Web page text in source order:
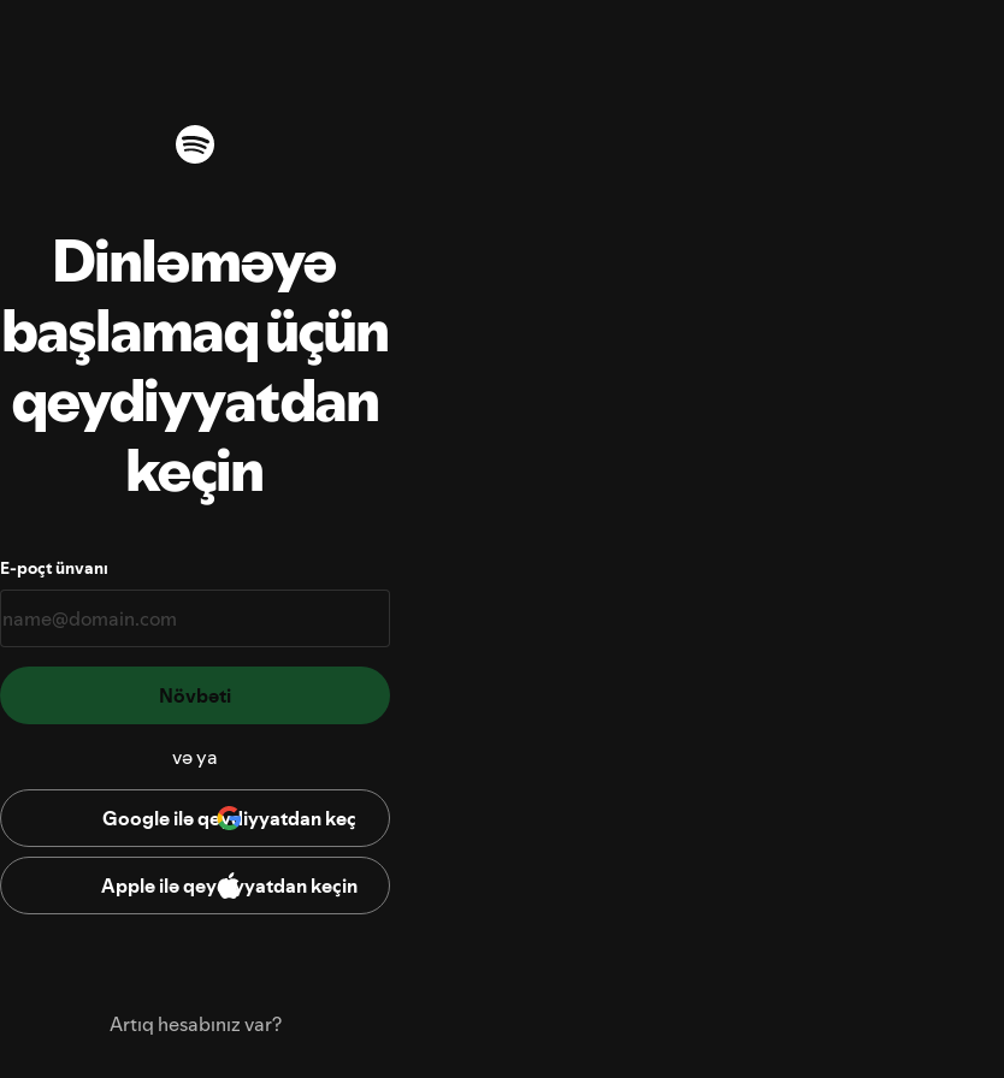
Dinləməyə
başlamaq üçün
qeydiyyatdan
keçin
E-poçt ünvanı
Növbəti
və ya
Google ilə qeydiyyatdan keç
Apple ilə qeydiyyatdan keçin
Artıq hesabınız var?